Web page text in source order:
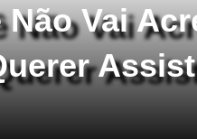
Não Vai